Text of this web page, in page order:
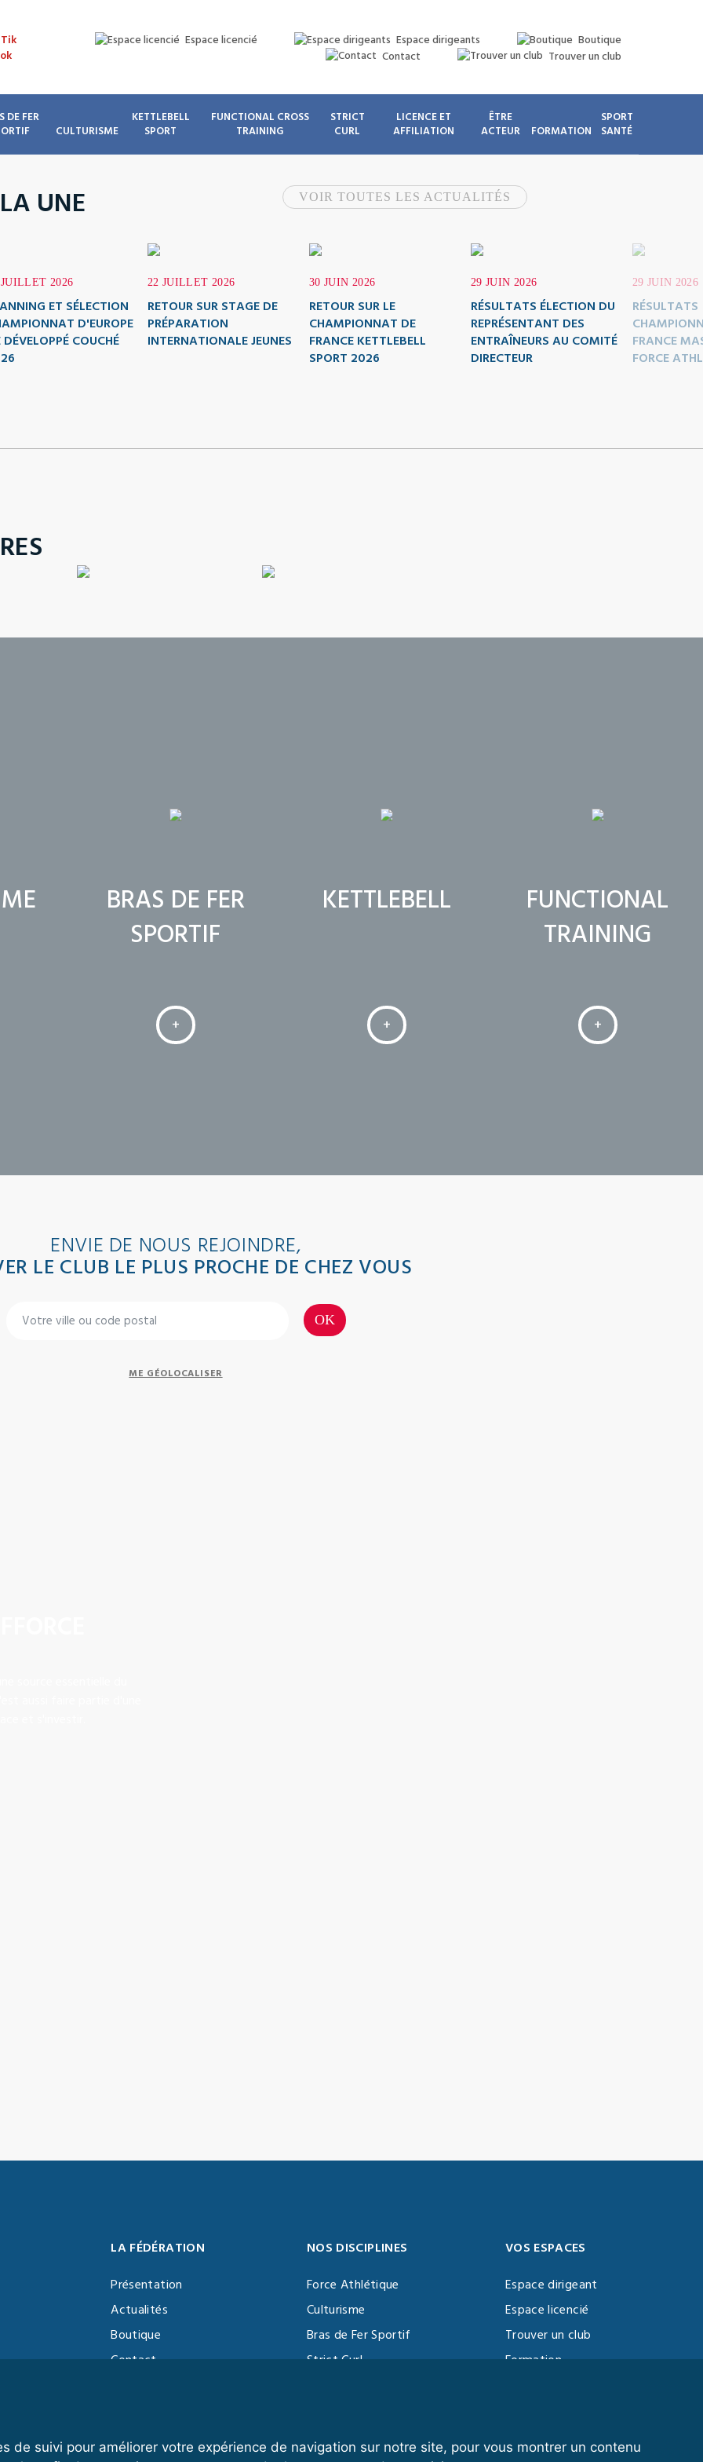
de suivi pour améliorer votre expérience de navigation sur notre site, pour vous montrer un contenu
Espace licencié Espace dirigeants
Boutique
Contact
Trouver un club
DE FER
CULTURISME
KETTLEBELL
SPORT
FUNCTIONAL CROSS
TRAINING
STRICT
CURL
LICENCE ET
AFFILIATION
ÊTRE
ACTEUR
FORMATION
SPORT
SANTÉ
UNE VOIR TOUTES LES ACTUALITÉS
2026
ET SÉLECTION
D'EUROPE
DÉVELOPPÉ COUCHÉ
22 JUILLET 2026
RETOUR SUR STAGE DE
PRÉPARATION
INTERNATIONALE JEUNES
30 JUIN 2026
RETOUR SUR LE
CHAMPIONNAT DE
FRANCE KETTLEBELL
SPORT 2026
29 JUIN 2026
RÉSULTATS ÉLECTION DU
REPRÉSENTANT DES
ENTRAÎNEURS AU COMITÉ
DIRECTEUR
29 JUIN 2026
RÉSULTATS
FRANCE
FORCE
BRAS DE FER
SPORTIF
+
KETTLEBELL
+
FUNCTIONAL
TRAINING
+
ENVIE DE NOUS REJOINDRE,
LE CLUB LE PLUS PROCHE DE CHEZ VOUS
ME GÉOLOCALISER
LA FÉDÉRATION
Présentation
Actualités
Boutique
Contact
NOS DISCIPLINES
Force Athlétique
Culturisme
Bras de Fer Sportif
Strict Curl
VOS ESPACES
Espace dirigeant
Espace licencié
Trouver un club
Formation